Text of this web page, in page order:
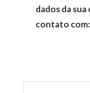
dados da
contato